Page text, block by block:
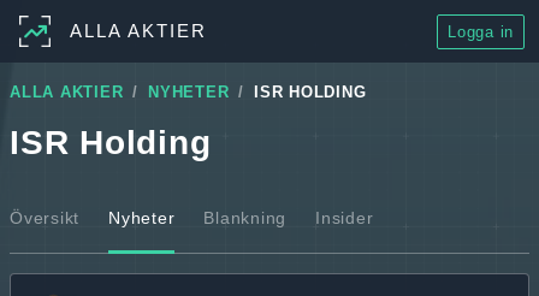
ALLA AKTIER Logga in
ALLA AKTIER NYHETER ISR HOLDING
ISR Holding
Översikt Nyheter Blankning Insider